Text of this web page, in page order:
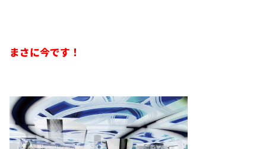
まさに今です！